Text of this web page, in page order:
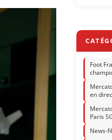
Foot
en
Paris
News-